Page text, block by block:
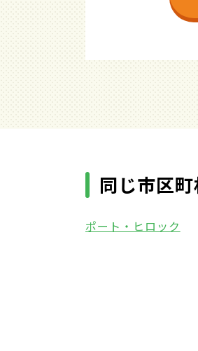
同じ市区
ポート・ヒロック